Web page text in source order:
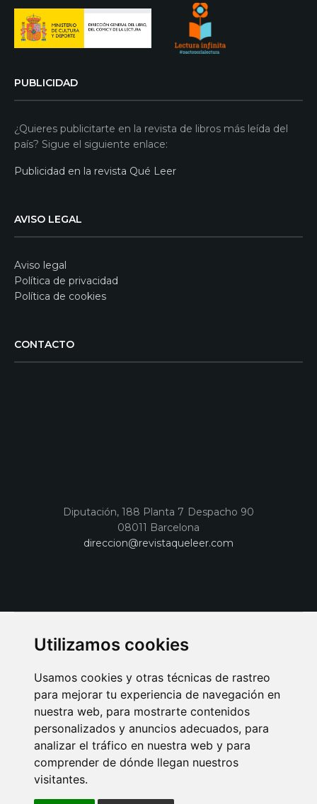
Utilizamos cookies
Usamos cookies y otras técnicas de rastreo
para mejorar tu experiencia de navegación en
nuestra web, para mostrarte contenidos
personalizados y anuncios adecuados, para
analizar el tráfico en nuestra web y para
comprender de dónde llegan nuestros
visitantes.
PUBLICIDAD
¿Quieres publicitarte en la revista de libros más leída del
país? Sigue el siguiente enlace:
Publicidad en la revista Qué Leer
AVISO LEGAL
Aviso legal
Política de privacidad
Política de cookies
CONTACTO
Diputación, 188 Planta 7 Despacho 90
08011 Barcelona
direccion@revistaqueleer.com
AVISO LEGAL POLITICA DE COOKIES
POLITICA DE PRIVACIDAD
PUBLICIDAD EN LA REVISTA QUÉ LEER
SORTEO-PREESTRENOS
SUSCRIPCIONES